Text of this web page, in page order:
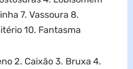
7. Vassoura 8.
10. Fantasma
2. Caixão 3. Bruxa 4.